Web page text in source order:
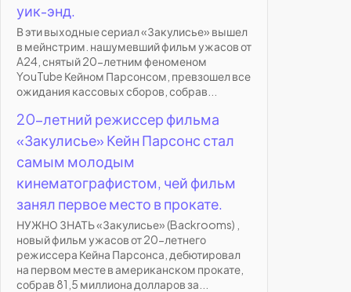
уик-энд.
В эти выходные сериал «Закулисье» вышел
в мейнстрим. нашумевший фильм ужасов от
A24, снятый 20-летним феноменом
YouTube Кейном Парсонсом, превзошел все
ожидания кассовых сборов, собрав...
20-летний режиссер фильма
«Закулисье» Кейн Парсонс стал
самым молодым
кинематографистом, чей фильм
занял первое место в прокате.
НУЖНО ЗНАТЬ «Закулисье» (Backrooms) ,
новый фильм ужасов от 20-летнего
режиссера Кейна Парсонса, дебютировал
на первом месте в американском прокате,
собрав 81,5 миллиона долларов за...